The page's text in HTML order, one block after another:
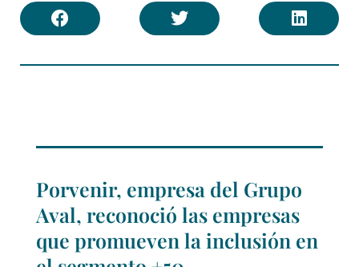
Porvenir, empresa del Grupo
Aval, reconoció las empresas
que promueven la inclusión en